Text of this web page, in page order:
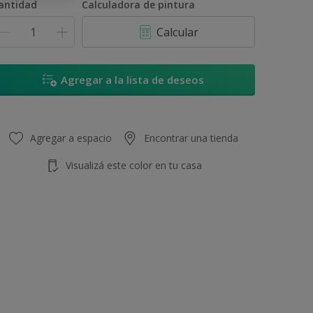
Calculadora de pintura
Calcular
Agregar a la lista de deseos
Agregar a espacio Encontrar una tienda
Visualizá este color en tu casa